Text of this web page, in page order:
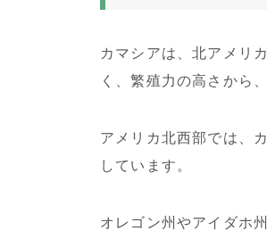
カマシアは、北アメリ
く、繁殖力の高さから
アメリカ北西部では、
しています。
オレゴン州やアイダホ